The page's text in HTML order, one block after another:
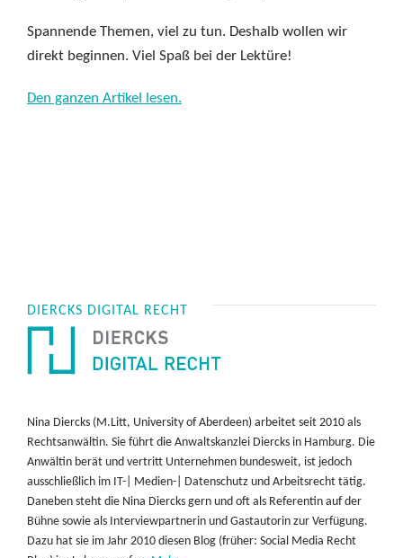
Spannende Themen, viel zu tun. Deshalb wollen wir
direkt beginnen. Viel Spaß bei der Lektüre!
Den ganzen Artikel lesen.
DIERCKS DIGITAL RECHT
Nina Diercks (M.Litt, University of Aberdeen) arbeitet seit 2010 als
Rechtsanwältin. Sie führt die Anwaltskanzlei Diercks in Hamburg. Die
Anwältin berät und vertritt Unternehmen bundesweit, ist jedoch
ausschließlich im IT-| Medien-| Datenschutz und Arbeitsrecht tätig.
Daneben steht die Nina Diercks gern und oft als Referentin auf der
Bühne sowie als Interviewpartnerin und Gastautorin zur Verfügung.
Dazu hat sie im Jahr 2010 diesen Blog (früher: Social Media Recht